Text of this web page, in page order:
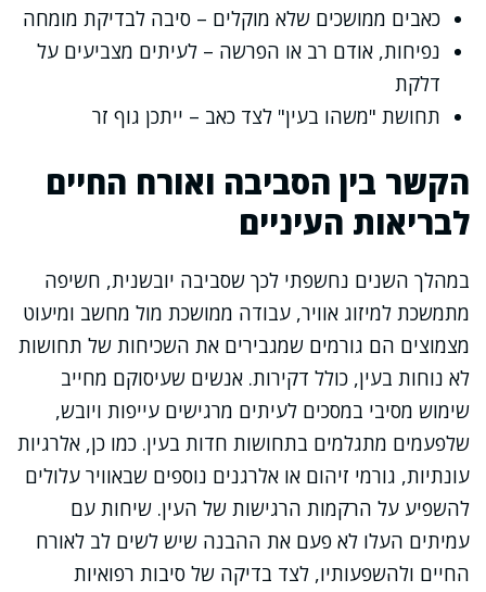
כאבים ממושכים שלא מוקלים – סיבה לבדיקת מומחה
נפיחות, אודם רב או הפרשה – לעיתים מצביעים על
דלקת
תחושת "משהו בעין" לצד כאב – ייתכן גוף זר
הקשר בין הסביבה ואורח החיים
לבריאות העיניים
במהלך השנים נחשפתי לכך שסביבה יובשנית, חשיפה
מתמשכת למיזוג אוויר, עבודה ממושכת מול מחשב ומיעוט
מצמוצים הם גורמים שמגבירים את השכיחות של תחושות
לא נוחות בעין, כולל דקירות. אנשים שעיסוקם מחייב
שימוש מסיבי במסכים לעיתים מרגישים עייפות ויובש,
שלפעמים מתגלמים בתחושות חדות בעין. כמו כן, אלרגיות
עונתיות, גורמי זיהום או אלרגנים נוספים שבאוויר עלולים
להשפיע על הרקמות הרגישות של העין. שיחות עם
עמיתים העלו לא פעם את ההבנה שיש לשים לב לאורח
החיים ולהשפעותיו, לצד בדיקה של סיבות רפואיות